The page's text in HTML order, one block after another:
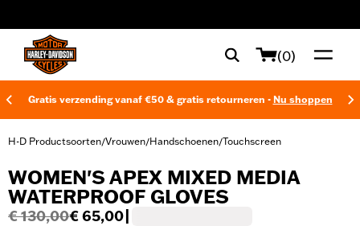
(0)
Gratis verzending vanaf €50 & gratis retourneren - Nu shoppen
H-D Productsoorten/Vrouwen/Handschoenen/Touchscreen
WOMEN'S APEX MIXED MEDIA
WATERPROOF GLOVES
€ 130,00€ 65,00